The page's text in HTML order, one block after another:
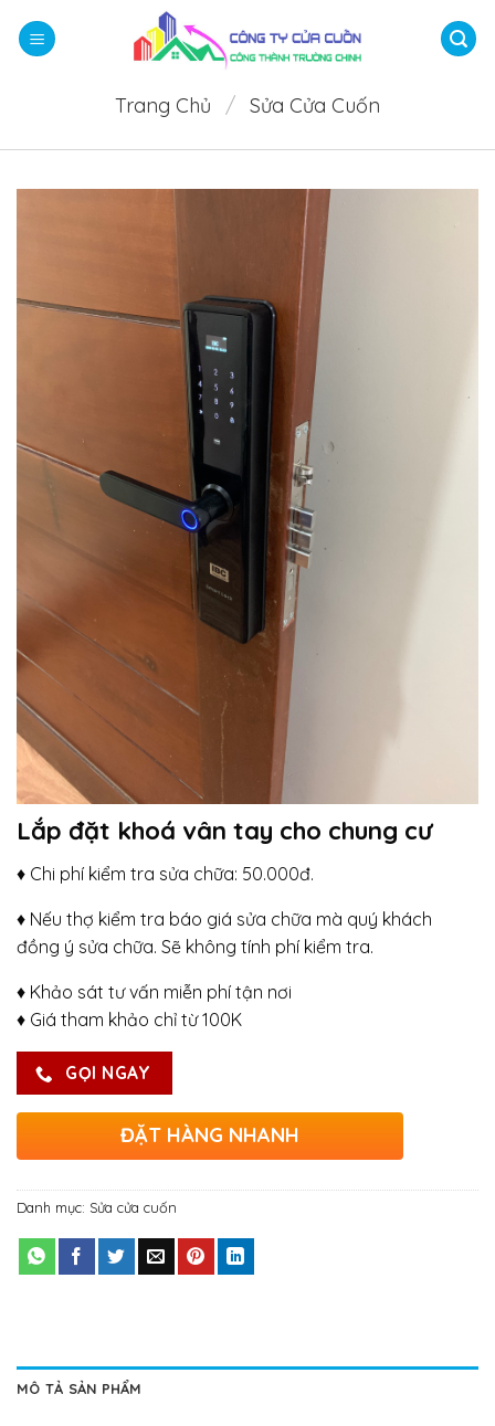
qua
Trang Chủ / Sửa Cửa Cuốn
Lắp đặt khoá vân tay cho chung cư
♦ Chi phí kiểm tra sửa chữa: 50.000đ.
♦ Nếu thợ kiểm tra báo giá sửa chữa mà quý khách
đồng ý sửa chữa. Sẽ không tính phí kiểm tra.
♦ Khảo sát tư vấn miễn phí tận nơi
♦ Giá tham khảo chỉ từ 100K
GỌI NGAY
ĐẶT HÀNG NHANH
Danh mục: Sửa cửa cuốn
MÔ TẢ SẢN PHẨM